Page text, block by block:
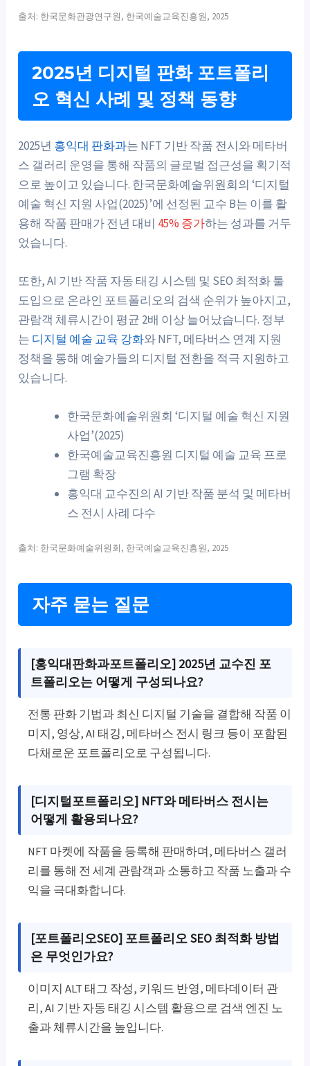
출처: 한국문화관광연구원, 한국예술교육진흥원, 2025
2025년 디지털 판화 포트폴리
오 혁신 사례 및 정책 동향
2025년 홍익대 판화과는 NFT 기반 작품 전시와 메타버
스 갤러리 운영을 통해 작품의 글로벌 접근성을 획기적
으로 높이고 있습니다. 한국문화예술위원회의 ‘디지털
예술 혁신 지원 사업(2025)’에 선정된 교수 B는 이를 활
용해 작품 판매가 전년 대비 45% 증가하는 성과를 거두
었습니다.
또한, AI 기반 작품 자동 태깅 시스템 및 SEO 최적화 툴
도입으로 온라인 포트폴리오의 검색 순위가 높아지고,
관람객 체류시간이 평균 2배 이상 늘어났습니다. 정부
는 디지털 예술 교육 강화와 NFT, 메타버스 연계 지원
정책을 통해 예술가들의 디지털 전환을 적극 지원하고
있습니다.
한국문화예술위원회 ‘디지털 예술 혁신 지원
사업’(2025)
한국예술교육진흥원 디지털 예술 교육 프로
그램 확장
홍익대 교수진의 AI 기반 작품 분석 및 메타버
스 전시 사례 다수
출처: 한국문화예술위원회, 한국예술교육진흥원, 2025
자주 묻는 질문
[홍익대판화과포트폴리오] 2025년 교수진 포
트폴리오는 어떻게 구성되나요?
전통 판화 기법과 최신 디지털 기술을 결합해 작품 이
미지, 영상, AI 태깅, 메타버스 전시 링크 등이 포함된
다채로운 포트폴리오로 구성됩니다.
[디지털포트폴리오] NFT와 메타버스 전시는
어떻게 활용되나요?
NFT 마켓에 작품을 등록해 판매하며, 메타버스 갤러
리를 통해 전 세계 관람객과 소통하고 작품 노출과 수
익을 극대화합니다.
[포트폴리오SEO] 포트폴리오 SEO 최적화 방법
은 무엇인가요?
이미지 ALT 태그 작성, 키워드 반영, 메타데이터 관
리, AI 기반 자동 태깅 시스템 활용으로 검색 엔진 노
출과 체류시간을 높입니다.